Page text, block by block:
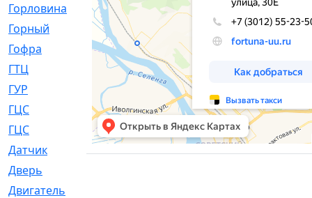
Горловина
[14]
Горный
[1]
Гофра
[86]
ГТЦ
[96]
ГУР
ГЦC
[6]
ГЦС
[74]
Датчик
[969]
Дверь
Двигатель